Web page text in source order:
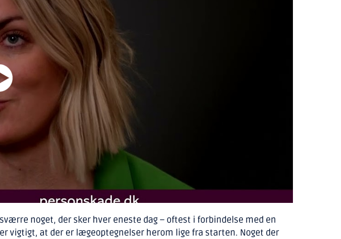
noget, der sker hver eneste dag – oftest i forbindelse med en
vigtigt, at der er lægeoptegnelser herom lige fra starten. Noget der